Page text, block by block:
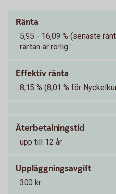
Ränta
5,95 - 16,09 % (senaste
räntan är rörlig 1
Effektiv ränta
8,15 % (8,01 % för
Återbetalningstid
upp till 12 år
Uppläggningsavgift
300 kr